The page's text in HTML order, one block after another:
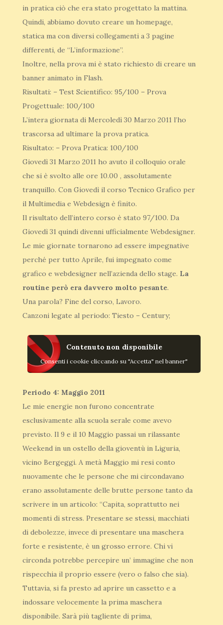
in pratica ciò che era stato progettato la mattina.
Quindi, abbiamo dovuto creare un homepage,
statica ma con diversi collegamenti a 3 pagine
differenti, de “L’informazione”.
Inoltre, nella prova mi è stato richiesto di creare un
banner animato in Flash.
Risultati: – Test Scientifico: 95/100 – Prova
Progettuale: 100/100
L’intera giornata di Mercoledì 30 Marzo 2011 l’ho
trascorsa ad ultimare la prova pratica.
Risultato: – Prova Pratica: 100/100
Giovedì 31 Marzo 2011 ho avuto il colloquio orale
che si è svolto alle ore 10.00 , assolutamente
tranquillo. Con Giovedì il corso Tecnico Grafico per
il Multimedia e Webdesign è finito.
Il risultato dell’intero corso è stato 97/100. Da
Giovedì 31 quindi divenni ufficialmente Webdesigner.
Le mie giornate tornarono ad essere impegnative
perché per tutto Aprile, fui impegnato come
grafico e webdesigner nell’azienda dello stage. La
routine però era davvero molto pesante.
Una parola? Fine del corso, Lavoro.
Canzoni legate al periodo: Tiesto – Century;
Contenuto non disponibile
Consenti i cookie cliccando su "Accetta" nel banner"
Periodo 4: Maggio 2011
Le mie energie non furono concentrate
esclusivamente alla scuola serale come avevo
previsto. Il 9 e il 10 Maggio passai un rilassante
Weekend in un ostello della gioventù in Liguria,
vicino Bergeggi. A metà Maggio mi resi conto
nuovamente che le persone che mi circondavano
erano assolutamente delle brutte persone tanto da
scrivere in un articolo: “Capita, soprattutto nei
momenti di stress. Presentare se stessi, macchiati
di debolezze, invece di presentare una maschera
forte e resistente, è un grosso errore. Chi vi
circonda potrebbe percepire un’ immagine che non
rispecchia il proprio essere (vero o falso che sia).
Tuttavia, si fa presto ad aprire un cassetto e a
indossare velocemente la prima maschera
disponibile. Sarà più tagliente di prima,